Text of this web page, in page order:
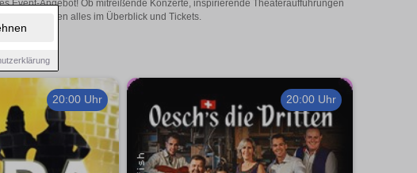
Event-Angebot! Ob mitreißende Konzerte, inspirierende Theateraufführungen
– hier finden alles im Überblick und Tickets.
20:00 Uhr 20:00 Uhr